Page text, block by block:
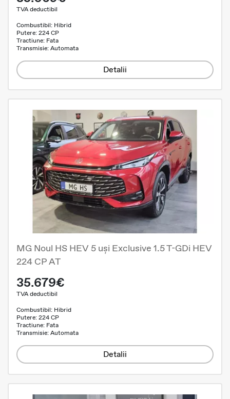
TVA deductibil
Combustibil: Hibrid
Putere: 224 CP
Tractiune: Fata
Transmisie: Automata
Detalii
MG Noul HS HEV 5 uși Exclusive 1.5 T-GDi HEV
224 CP AT
35.679€
TVA deductibil
Combustibil: Hibrid
Putere: 224 CP
Tractiune: Fata
Transmisie: Automata
Detalii